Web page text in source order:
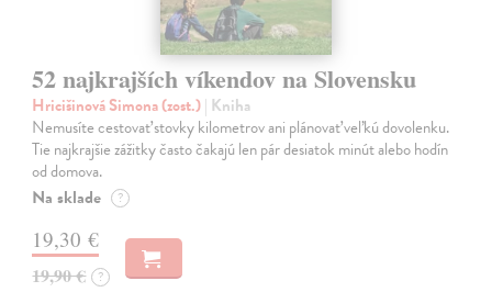
52 najkrajších víkendov na Slovensku
Hricišinová Simona (zost.)| Kniha
Nemusíte cestovať stovky kilometrov ani plánovať veľkú dovolenku.
Tie najkrajšie zážitky často čakajú len pár desiatok minút alebo hodín
od domova.
Na sklade ?
19,30 €
19,90 € ?